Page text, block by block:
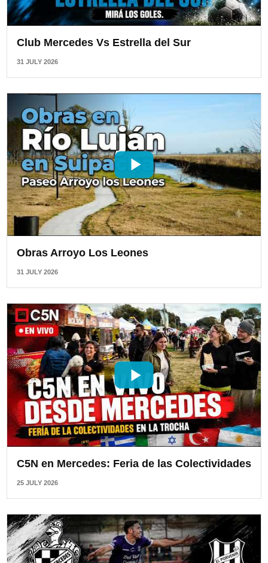
Club Mercedes Vs Estrella del Sur
31 JULY 2026
Obras Arroyo Los Leones
31 JULY 2026
C5N en Mercedes: Feria de las Colectividades
25 JULY 2026